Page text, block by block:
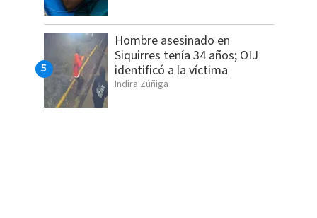
Hombre asesinado en
Siquirres tenía 34 años; OIJ
identificó a la víctima
Indira Zúñiga